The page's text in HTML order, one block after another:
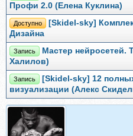
Профи 2.0 (Елена Куклина)
Доступно
[Skidel-sky]
Дизайна
Запись
Мастер
Халилов)
Запись
[Skidel-sky] 12
визуализации (Алекс